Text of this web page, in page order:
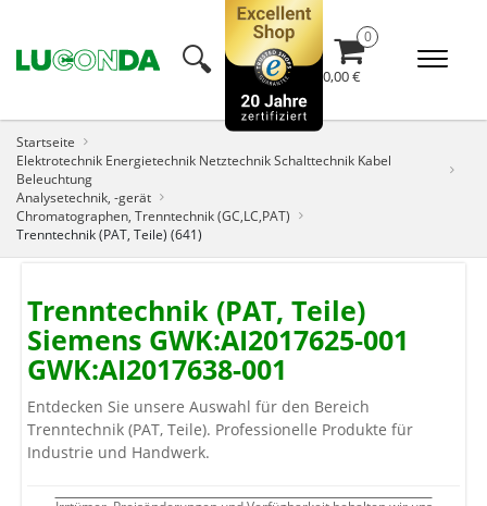
🔍︎ 0,00 €
Startseite
Elektrotechnik Energietechnik Netztechnik Schalttechnik Kabel
Beleuchtung
Analysetechnik, -gerät
Chromatographen, Trenntechnik (GC,LC,PAT)
Trenntechnik (PAT, Teile) (641)
Trenntechnik (PAT, Teile)
Siemens GWK:AI2017625-001
GWK:AI2017638-001
Entdecken Sie unsere Auswahl für den Bereich
Trenntechnik (PAT, Teile). Professionelle Produkte für
Industrie und Handwerk.